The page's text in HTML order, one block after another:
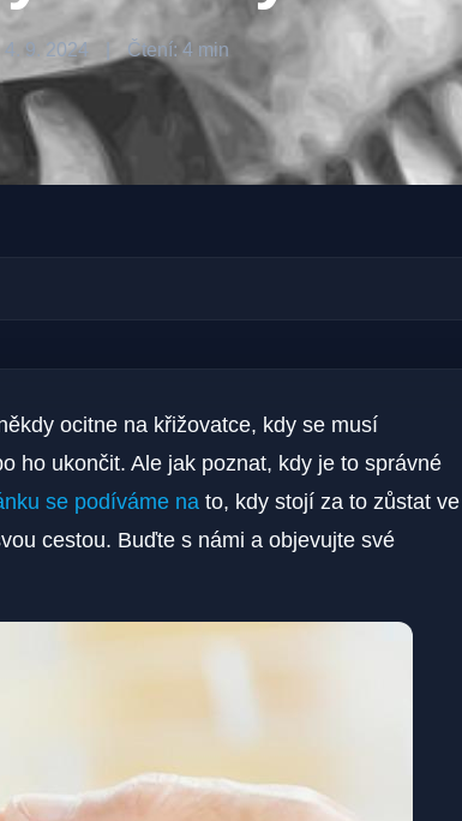
9. 2024 Čtení: 4 min
ocitne na křižovatce, kdy se musí
ho ukončit. Ale jak poznat, kdy je to správné
se podíváme na to, kdy stojí za to zůstat ve
cestou. Buďte s námi a objevujte své